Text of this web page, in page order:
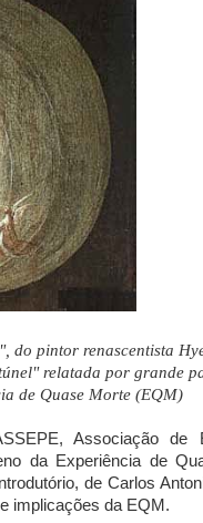
do pintor renascentista
relatada por grande
de Quase Morte (EQM)
Associação de
da Experiência de
de Carlos
implicações da EQM.